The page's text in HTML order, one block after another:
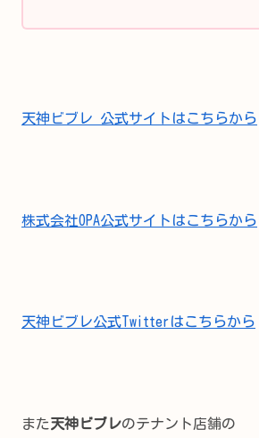
天神ビブレ 公式サイトはこちらから
株式会社OPA公式サイトはこちらから
天神ビブレ公式Twitterはこちらから
また天神ビブレのテナント店舗の